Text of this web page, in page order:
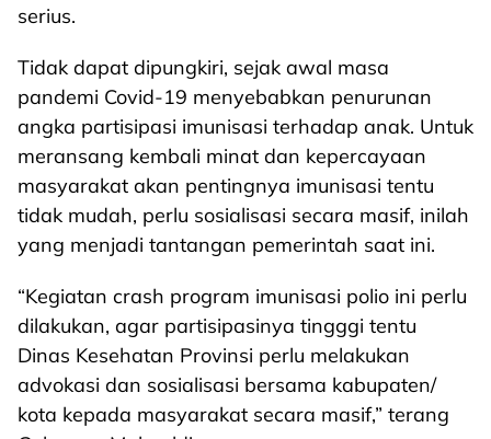
serius.
Tidak dapat dipungkiri, sejak awal masa
pandemi Covid-19 menyebabkan penurunan
angka partisipasi imunisasi terhadap anak. Untuk
meransang kembali minat dan kepercayaan
masyarakat akan pentingnya imunisasi tentu
tidak mudah, perlu sosialisasi secara masif, inilah
yang menjadi tantangan pemerintah saat ini.
“Kegiatan crash program imunisasi polio ini perlu
dilakukan, agar partisipasinya tingggi tentu
Dinas Kesehatan Provinsi perlu melakukan
advokasi dan sosialisasi bersama kabupaten/
kota kepada masyarakat secara masif,” terang